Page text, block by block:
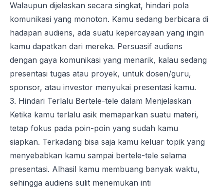
Walaupun dijelaskan secara singkat, hindari pola
komunikasi yang monoton. Kamu sedang berbicara di
hadapan audiens, ada suatu kepercayaan yang ingin
kamu dapatkan dari mereka. Persuasif audiens
dengan gaya komunikasi yang menarik, kalau sedang
presentasi tugas atau proyek, untuk dosen/guru,
sponsor, atau investor menyukai presentasi kamu.
3. Hindari Terlalu Bertele-tele dalam Menjelaskan
Ketika kamu terlalu asik memaparkan suatu materi,
tetap fokus pada poin-poin yang sudah kamu
siapkan. Terkadang bisa saja kamu keluar topik yang
menyebabkan kamu sampai bertele-tele selama
presentasi. Alhasil kamu membuang banyak waktu,
sehingga audiens sulit menemukan inti